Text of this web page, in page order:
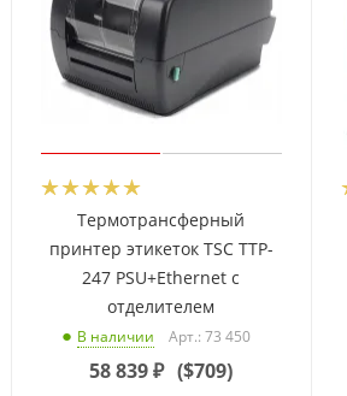
Термотрансферный
принтер этикеток TSC TTP-
247 PSU+Ethernet с
отделителем
В наличии Арт.: 73 450
58 839₽ ($709)